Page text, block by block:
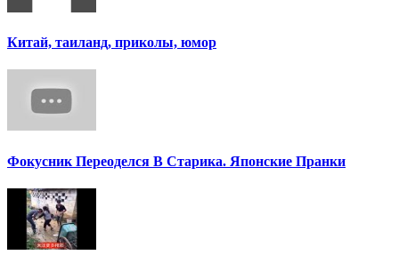
Китай, таиланд, приколы, юмор
Фокусник Переоделся В Старика. Японские Пранки